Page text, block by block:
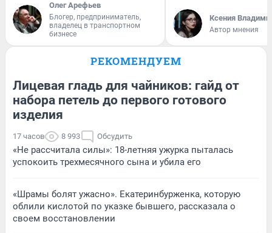
Олег Арефьев
Блогер, предприниматель,
владелец в транспортном
бизнесе
Ксения
Автор мнения
РЕКОМЕНДУЕМ
Лицевая гладь для чайников: гайд от
набора петель до первого готового
изделия
17 часов 8 993 Обсудить
«Не рассчитала силы»: 18-летняя ужурка пыталась
успокоить трехмесячного сына и убила его
«Шрамы болят ужасно». Екатеринбурженка, которую
облили кислотой по указке бывшего, рассказала о
своем восстановлении